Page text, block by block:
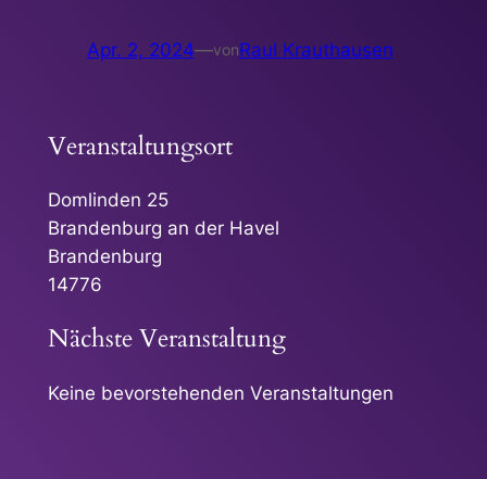
Apr. 2, 2024—vonRaul Krauthausen
Veranstaltungsort
Domlinden 25
Brandenburg an der Havel
Brandenburg
14776
Nächste Veranstaltung
Keine bevorstehenden Veranstaltungen